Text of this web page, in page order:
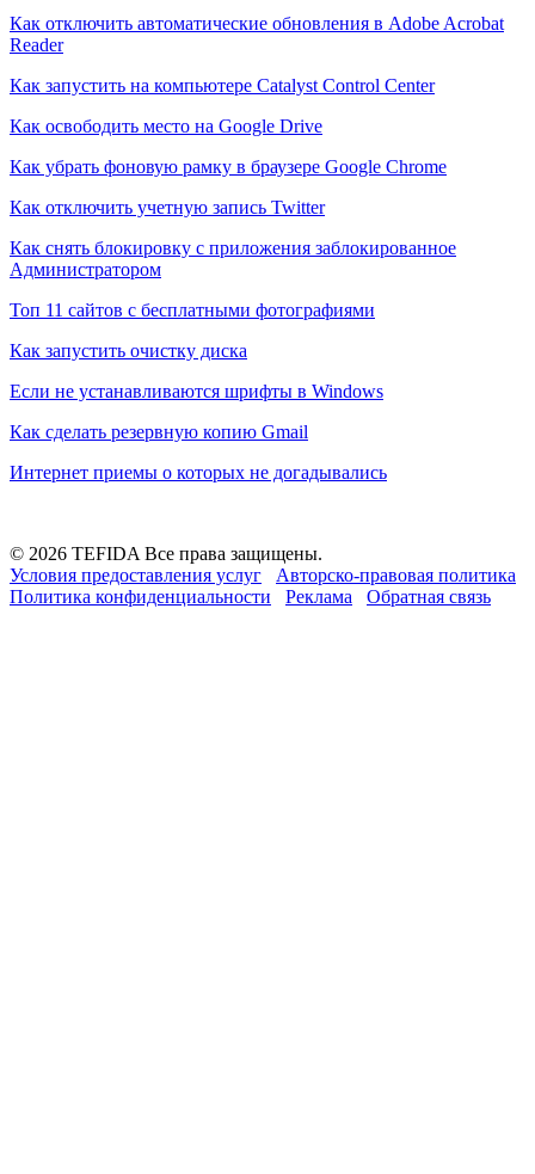
Как отключить автоматические обновления в Adobe Acrobat
Reader
Как запустить на компьютере Catalyst Control Center
Как освободить место на Google Drive
Как убрать фоновую рамку в браузере Google Chrome
Как отключить учетную запись Twitter
Как снять блокировку с приложения заблокированное
Администратором
Топ 11 сайтов с бесплатными фотографиями
Как запустить очистку диска
Если не устанавливаются шрифты в Windows
Как сделать резервную копию Gmail
Интернет приемы о которых не догадывались
© 2026 TEFIDA Все права защищены.
Условия предоставления услуг
Авторско-правовая политика
Политика конфиденциальности
Реклама Обратная связь